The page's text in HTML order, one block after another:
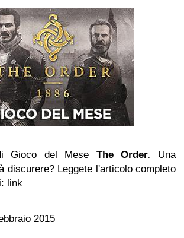
Gioco del Mese The Order. Una
discurere? Leggete l'articolo completo
link
2015